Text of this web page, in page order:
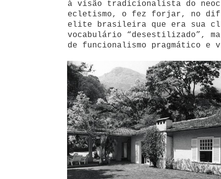
à visão tradicionalista do
ecletismo, o fez forjar, no
elite brasileira que era sua
vocabulário “desestilizado”,
de funcionalismo pragmático e